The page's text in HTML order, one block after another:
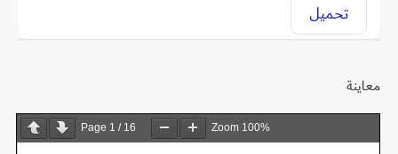
تحميل
معاينة
Page 1 / 16 Zoom 100%